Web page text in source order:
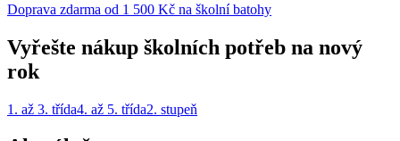
Doprava zdarma od 1 500 Kč na školní batohy
Vyřešte nákup školních potřeb na nový
rok
1. až 3. třída4. až 5. třída2. stupeň